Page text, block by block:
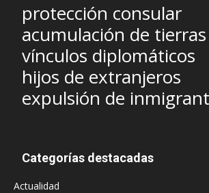
protección consular
acumulación de tierras
vínculos diplomáticos
hijos de extranjeros
expulsión de
Categorías destacadas
Actualidad